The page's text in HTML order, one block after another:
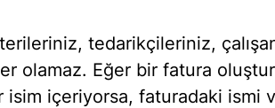
tedarikçileriniz,
olamaz. Eğer bir fatura
içeriyorsa, faturadaki ismi